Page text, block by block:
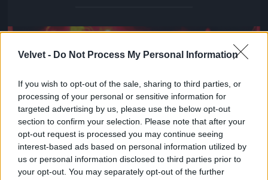
Velvet - Do Not Process My Personal Information
If you wish to opt-out of the sale, sharing to third parties, or
processing of your personal or sensitive information for
targeted advertising by us, please use the below opt-out
section to confirm your selection. Please note that after your
opt-out request is processed you may continue seeing
interest-based ads based on personal information utilized by
us or personal information disclosed to third parties prior to
your opt-out. You may separately opt-out of the further